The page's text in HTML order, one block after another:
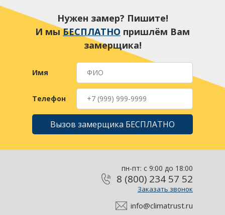
Нужен замер? Пишите!
И мыБЕСПЛАТНО пришлём Вам
замерщика!
Имя
Телефон
Вызов замерщика БЕСПЛАТНО
пн-пт: с 9:00 до 18:00
8 (800) 234 57 52
Заказать звонок
info@climatrust.ru